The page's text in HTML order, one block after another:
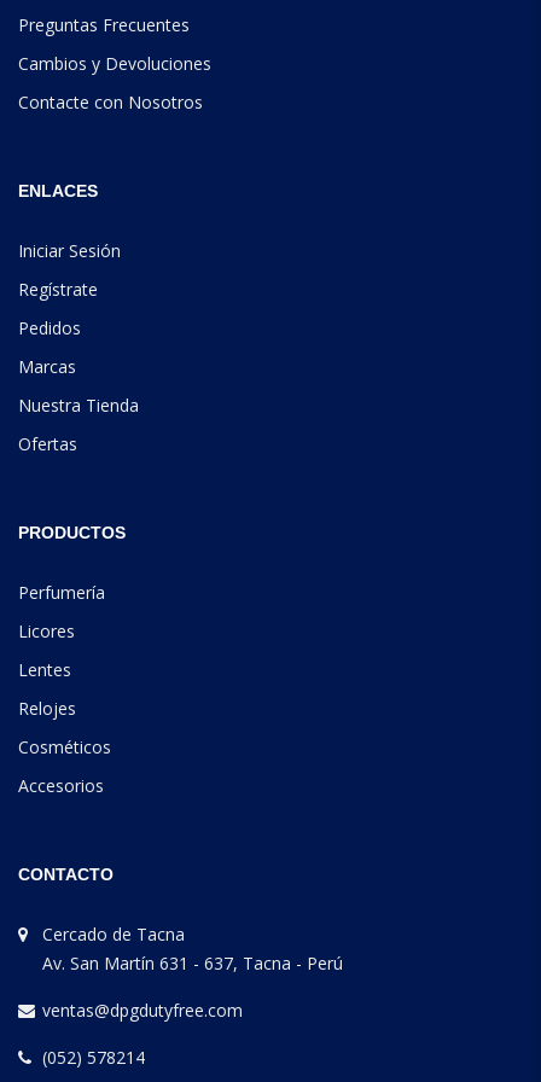
Preguntas Frecuentes
Cambios y Devoluciones
Contacte con Nosotros
ENLACES
Iniciar Sesión
Regístrate
Pedidos
Marcas
Nuestra Tienda
Ofertas
PRODUCTOS
Perfumería
Licores
Lentes
Relojes
Cosméticos
Accesorios
CONTACTO
Cercado de Tacna
Av. San Martín 631 - 637, Tacna - Perú
ventas@dpgdutyfree.com
(052) 578214